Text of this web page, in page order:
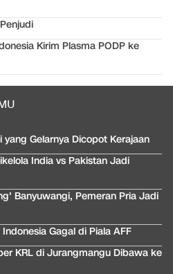
Kirim Plasma PODP ke
Gelarnya Dicopot Kerajaan
India vs Pakistan Jadi
Banyuwangi, Pemeran Pria Jadi
Gagal di Piala AFF
KRL di Jurangmangu Dibawa ke